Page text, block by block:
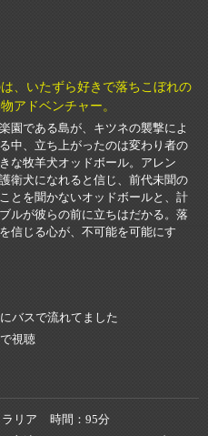
、いたずら好きで落ちこぼれの
アドベンチャー。
園である島が、キツネの襲撃によ
中、立ち上がったのは変わり者の
な牧羊犬オッドボール。アレン
衛犬になれると信じ、前代未聞の
とを聞かないオッドボールと、計
ルが彼らの前に立ちはだかる。落
信じる心が、不可能を可能にす
バスで流れてました
視聴
リア 時間
95分